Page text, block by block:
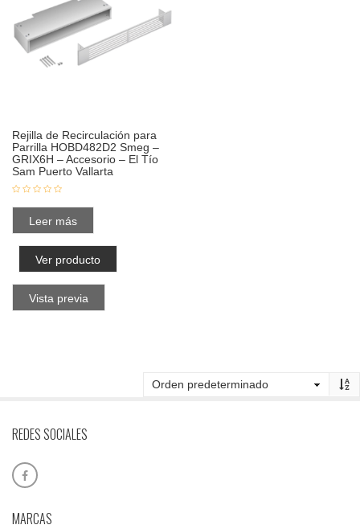
Rejilla de Recirculación para
Parrilla HOBD482D2 Smeg –
GRIX6H – Accesorio – El Tío
Sam Puerto Vallarta
Leer más
Ver producto
Vista previa
REDES SOCIALES
MARCAS